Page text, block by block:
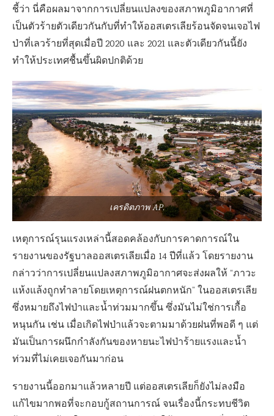
ชี้ว่า นี่คือผลมาจากการเปลี่ยนแปลงของสภาพภูมิอากาศที่
เป็นตัวร้ายตัวเดียวกันกับที่ทำให้ออสเตรเลียร้อนจัดจนเจอไฟ
ป่าที่เลวร้ายที่สุดเมื่อปี 2020 และ 2021 และตัวเดียวกันนี้ยัง
ทำให้ประเทศชื้นขึ้นผิดปกติด้วย
เครดิตภาพ AP.
เหตุการณ์รุนแรงเหล่านี้สอดคล้องกับการคาดการณ์ใน
รายงานของรัฐบาลออสเตรเลียเมื่อ 14 ปีที่แล้ว โดยรายงาน
กล่าวว่าการเปลี่ยนแปลงสภาพภูมิอากาศจะส่งผลให้ “ภาวะ
แห้งแล้งถูกทำลายโดยเหตุการณ์ฝนตกหนัก” ในออสเตรเลีย
ซึ่งหมายถึงไฟป่าและน้ำท่วมมากขึ้น ซึ่งมันไม่ใช่การเกื้อ
หนุนกัน เช่น เมื่อเกิดไฟป่าแล้วจะตามมาด้วยฝนที่พอดี ๆ แต่
มันเป็นการผนึกกำลังกันของหายนะไฟป่าร้ายแรงและน้ำ
ท่วมที่ไม่เคยเจอกันมาก่อน
รายงานนี้ออกมาแล้วหลายปี แต่ออสเตรเลียก็ยังไม่ลงมือ
แก้ไขมากพอที่จะกอบกู้สถานการณ์ จนเรื่องนี้กระทบชีวิต